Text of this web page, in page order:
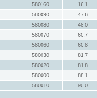
580160
16.1
580090
47.6
580080
48.0
580070
60.7
580060
60.8
580030
81.7
580020
81.8
580000
88.1
580010
90.0